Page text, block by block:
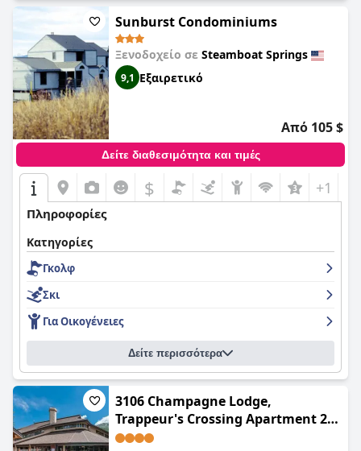
Sunburst Condominiums
Ξενοδοχείο σε Steamboat Springs
9,1 Εξαιρετικό
Από 105 $
Δείτε διαθεσιμότητα και τιμές
$ +1
Πληροφορίες
Κατηγορίες
Γκολφ
Σκι
Για Οικογένειες
Δείτε περισσότερα
3106 Champagne Lodge,
Trappeur's Crossing Apartment 2
SimplySteamboat